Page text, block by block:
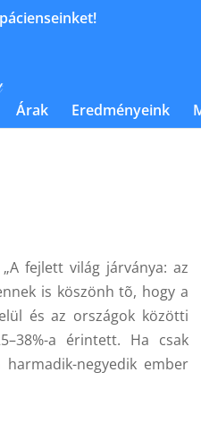
Árak Eredményeink
fejlett világ járványa: az
is köszönh tõ, hogy a
és az országok közötti
a érintett. Ha csak
negyedik ember